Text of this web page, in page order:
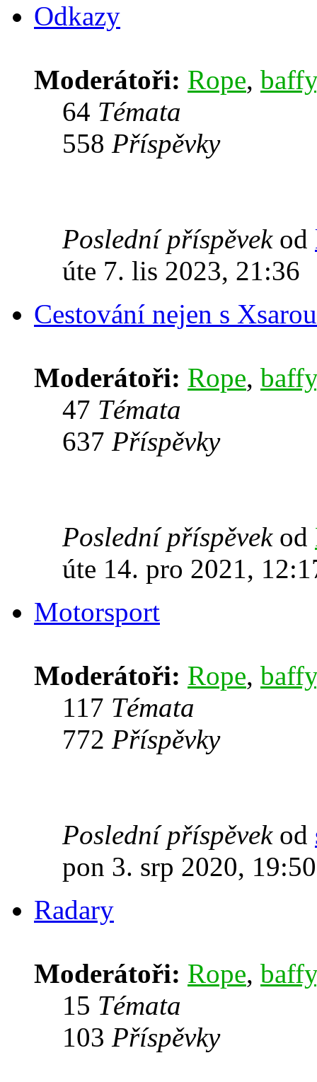
Odkazy
Moderátoři: Rope, baffy
64 Témata
558 Příspěvky
Poslední příspěvekod
úte 7. lis 2023, 21:36
Cestování nejen s Xsarou
Moderátoři: Rope, baffy
47 Témata
637 Příspěvky
Poslední příspěvekod
úte 14. pro 2021,
Motorsport
Moderátoři: Rope, baffy
117 Témata
772 Příspěvky
Poslední příspěvekod
pon 3. srp 2020, 19:50
Radary
Moderátoři: Rope, baffy
15 Témata
103 Příspěvky